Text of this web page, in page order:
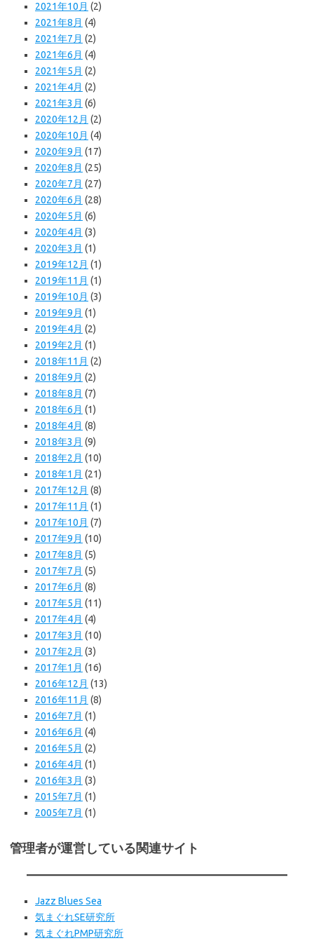
2021年10月 (2)
2021年8月 (4)
2021年7月 (2)
2021年6月 (4)
2021年5月 (2)
2021年4月 (2)
2021年3月 (6)
2020年12月 (2)
2020年10月 (4)
2020年9月 (17)
2020年8月 (25)
2020年7月 (27)
2020年6月 (28)
2020年5月 (6)
2020年4月 (3)
2020年3月 (1)
2019年12月 (1)
2019年11月 (1)
2019年10月 (3)
2019年9月 (1)
2019年4月 (2)
2019年2月 (1)
2018年11月 (2)
2018年9月 (2)
2018年8月 (7)
2018年6月 (1)
2018年4月 (8)
2018年3月 (9)
2018年2月 (10)
2018年1月 (21)
2017年12月 (8)
2017年11月 (1)
2017年10月 (7)
2017年9月 (10)
2017年8月 (5)
2017年7月 (5)
2017年6月 (8)
2017年5月 (11)
2017年4月 (4)
2017年3月 (10)
2017年2月 (3)
2017年1月 (16)
2016年12月 (13)
2016年11月 (8)
2016年7月 (1)
2016年6月 (4)
2016年5月 (2)
2016年4月 (1)
2016年3月 (3)
2015年7月 (1)
2005年7月 (1)
管理者が運営している関連サイト
Jazz Blues Sea
気まぐれSE研究所
気まぐれPMP研究所